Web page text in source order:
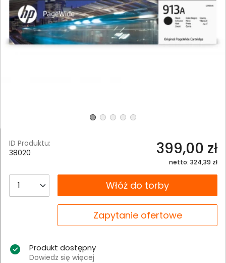
ID Produktu:
38020
399,00 zł
netto: 324,39 zł
__B2C.PRODUCT.QUANTITYWłóż do torby
Zapytanie ofertowe
Produkt dostępny
Dowiedz się więcej